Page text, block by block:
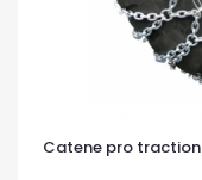
Catene pro